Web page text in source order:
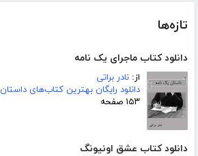
تازه‌ها
دانلود کتاب ماجرای یک نامه
از: نادر براتی
دانلود رایگان بهترین کتاب‌های داستان
۱۵۳ صفحه
دانلود کتاب عشق اونیونگ